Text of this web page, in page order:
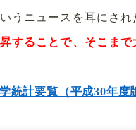
うニュースを耳にさ
することで、そこま
統計要覧（平成30年度